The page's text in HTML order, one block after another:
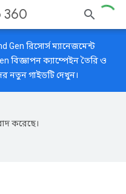
360
Gen রিসোর্স ম্যানেজমেন্ট
বিজ্ঞাপন ক্যাম্পেইন তৈরি ও
নতুন গাইডটিদেখুন।
করেছে।